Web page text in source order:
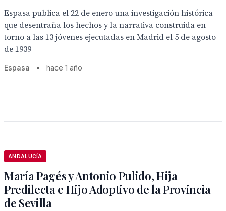
Espasa publica el 22 de enero una investigación histórica
que desentraña los hechos y la narrativa construida en
torno a las 13 jóvenes ejecutadas en Madrid el 5 de agosto
de 1939
Espasa • hace 1 año
ANDALUCÍA
María Pagés y Antonio Pulido, Hija
Predilecta e Hijo Adoptivo de la Provincia
de Sevilla